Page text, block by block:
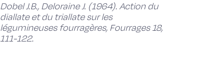
Dobel J.B., Deloraine J. (1964). Action du
diallate et du triallate sur les
légumineuses fourragères, Fourrages 18,
111-122.